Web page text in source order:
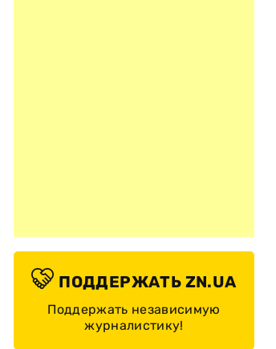
ПОДДЕРЖАТЬ ZN.UA
Поддержать независимую
журналистику!